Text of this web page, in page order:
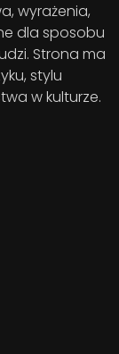
wyrażenia,
dla sposobu
Strona ma
stylu
w kulturze.